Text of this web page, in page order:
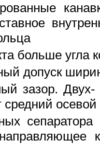
больше угла
допуск
зазор.
средний
сепаратора